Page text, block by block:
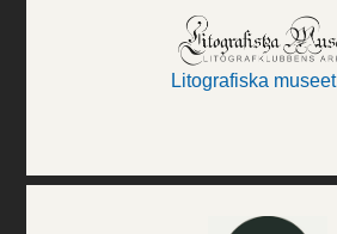
Litografiska museet